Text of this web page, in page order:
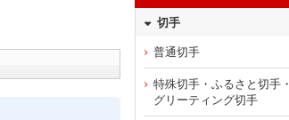
切手
普通切手
特殊切手・ふるさと切手・
グリーティング切手